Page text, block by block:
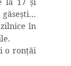
în
.
o ronţăi